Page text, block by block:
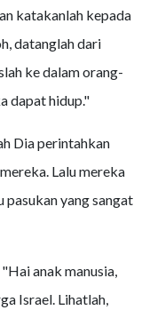
katakanlah kepada
datanglah dari
ke dalam orang-
dapat hidup."
Dia perintahkan
Lalu mereka
pasukan yang sangat
anak manusia,
Israel. Lihatlah,